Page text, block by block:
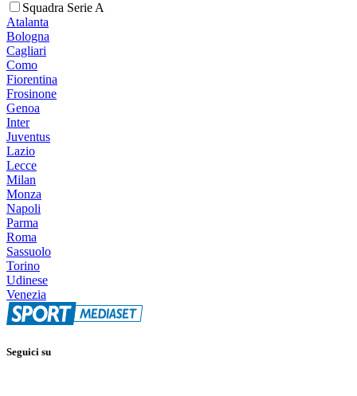
Squadra Serie A
Atalanta
Bologna
Cagliari
Como
Fiorentina
Frosinone
Genoa
Inter
Juventus
Lazio
Lecce
Milan
Monza
Napoli
Parma
Roma
Sassuolo
Torino
Udinese
Venezia
Seguici su